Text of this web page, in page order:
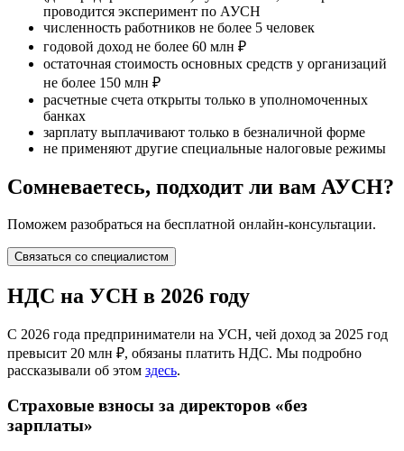
проводится эксперимент по АУСН
численность работников не более 5 человек
годовой доход не более 60 млн ₽
остаточная стоимость основных средств у организаций
не более 150 млн ₽
расчетные счета открыты только в уполномоченных
банках
зарплату выплачивают только в безналичной форме
не применяют другие специальные налоговые режимы
Сомневаетесь, подходит ли вам АУСН?
Поможем разобраться на бесплатной онлайн-консультации.
Связаться со специалистом
НДС на УСН в 2026 году
С 2026 года предприниматели на УСН, чей доход за 2025 год
превысит 20 млн ₽, обязаны платить НДС. Мы подробно
рассказывали об этом здесь.
Страховые взносы за директоров «без
зарплаты»